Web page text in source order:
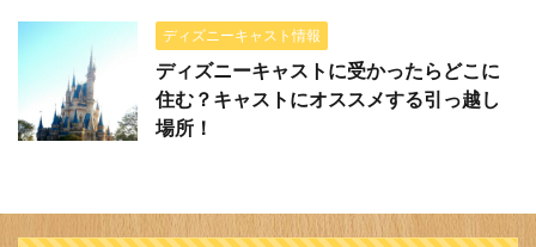
ディズニーキャスト情報
ディズニーキャストに受かったらどこに
住む？キャストにオススメする引っ越し
場所！